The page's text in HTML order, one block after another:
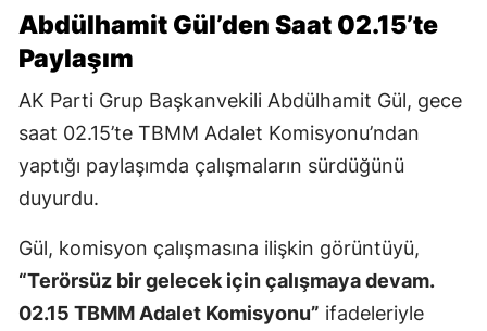
Abdülhamit Gül’den Saat 02.15’te
Paylaşım
AK Parti Grup Başkanvekili Abdülhamit Gül, gece
saat 02.15’te TBMM Adalet Komisyonu’ndan
yaptığı paylaşımda çalışmaların sürdüğünü
duyurdu.
Gül, komisyon çalışmasına ilişkin görüntüyü,
“Terörsüz bir gelecek için çalışmaya devam.
02.15 TBMM Adalet Komisyonu” ifadeleriyle